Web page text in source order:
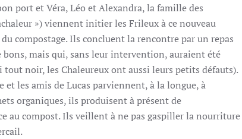
port et Véra, Léo et Alexandra, la famille des
») viennent initier les Frileux à ce nouveau
compostage. Ils concluent la rencontre par un repas
mais qui, sans leur intervention, auraient été
noir, les Chaleureux ont aussi leurs petits défauts).
et les amis de Lucas parviennent, à la longue, à
organiques, ils produisent à présent de
au compost. Ils veillent à ne pas gaspiller la nourriture